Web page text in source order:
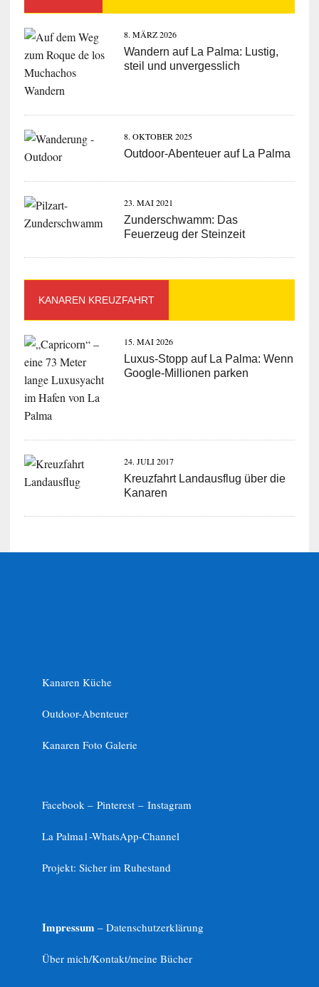
8. MÄRZ 2026
Wandern auf La Palma: Lustig,
steil und unvergesslich
8. OKTOBER 2025
Outdoor-Abenteuer auf La Palma
23. MAI 2021
Zunderschwamm: Das
Feuerzeug der Steinzeit
KANAREN KREUZFAHRT
15. MAI 2026
Luxus-Stopp auf La Palma: Wenn
Google-Millionen parken
24. JULI 2017
Kreuzfahrt Landausflug über die
Kanaren
Kanaren Küche
Outdoor-Abenteuer
Kanaren Foto Galerie
Facebook – Pinterest – Instagram
La Palma1-WhatsApp-Channel
Projekt: Sicher im Ruhestand
Impressum – Datenschutzerklärung
Über mich/Kontakt/meine Bücher